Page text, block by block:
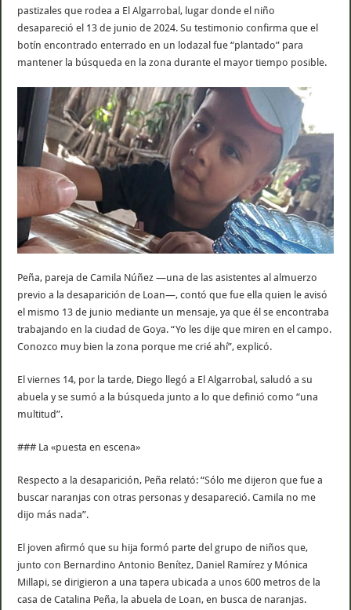
pastizales que rodea a El Algarrobal, lugar donde el niño
desapareció el 13 de junio de 2024. Su testimonio confirma que el
botín encontrado enterrado en un lodazal fue “plantado” para
mantener la búsqueda en la zona durante el mayor tiempo posible.
Peña, pareja de Camila Núñez —una de las asistentes al almuerzo
previo a la desaparición de Loan—, contó que fue ella quien le avisó
el mismo 13 de junio mediante un mensaje, ya que él se encontraba
trabajando en la ciudad de Goya. “Yo les dije que miren en el campo.
Conozco muy bien la zona porque me crié ahí”, explicó.
El viernes 14, por la tarde, Diego llegó a El Algarrobal, saludó a su
abuela y se sumó a la búsqueda junto a lo que definió como “una
multitud”.
### La «puesta en escena»
Respecto a la desaparición, Peña relató: “Sólo me dijeron que fue a
buscar naranjas con otras personas y desapareció. Camila no me
dijo más nada”.
El joven afirmó que su hija formó parte del grupo de niños que,
junto con Bernardino Antonio Benítez, Daniel Ramírez y Mónica
Millapi, se dirigieron a una tapera ubicada a unos 600 metros de la
casa de Catalina Peña, la abuela de Loan, en busca de naranjas.